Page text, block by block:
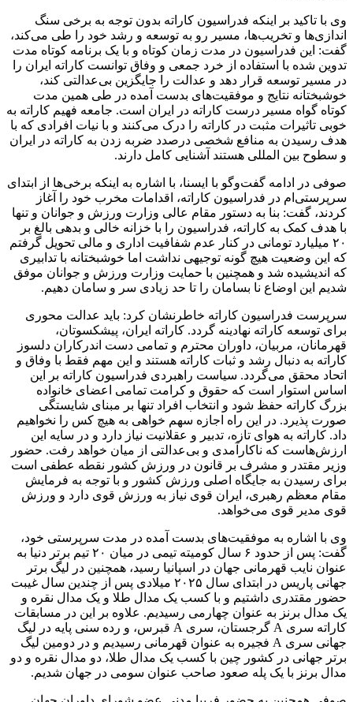
وی با تاکید بر اینکه فدراسیون کاراته بدون توجه به برخی سنگ
اندازی‌ها و تخریب‌ها، مسیر رو به توسعه و رشد خود را طی می‌کند،
گفت: این فدراسیون در مدت زمان کوتاه و با یک برنامه کوتاه مدت
تدوین شده با استفاده از خرد جمعی و وفاق توانست کاراته ایران را
در مسیر توسعه قرار دهد و عدالت را جایگزین بی‌عدالتی کند،
خوشبختانه نتایج و موفقیت‌های بدست آمده در طی همین مدت
کوتاه گواه مسیر درست کاراته در ایران است. جامعه فهیم کاراته به
خوبی تاثیرات مثبت در کاراته را درک می‌کنند و با نیات افرادی که با
هدف رسیدن به منافع شخصی درصدد ضربه زدن به کاراته در ایران
و سطوح بین المللی هستند آشنایی کامل دارند.
صوفی در ادامه گفت‌وگو با ایسنا، با اشاره به اینکه برخی‌ها از ابتدای
سرپرستی‌ام در فدراسیون کاراته، اقدامات مخرب خود را آغاز
کردند، گفت: بنا به دستور مقام عالی وزارت ورزش و جوانان و تنها
با هدف کمک به کاراته، فدراسیون را با خزانه خالی و بدهی بالغ بر
۲۰ میلیارد تومانی در کنار عدم شفافیت اداری و مالی تحویل گرفتم
که این وضعیت هیچ گونه توجیهی نداشت اما خوشبختانه با تدابیری
که اندیشیده شد و همچنین با حمایت وزارت ورزش و جوانان موفق
شدیم این اوضاع نا بسامان را تا حد زیادی سر و سامان دهیم.
سرپرست فدراسیون کاراته خاطرنشان کرد: باید عدالت محوری
برای توسعه کاراته نهادینه گردد. کاراته ایران، پیشکسوتان،
قهرمانان، مربیان، داوران محترم و تمامی دست اندرکاران دلسوز
کاراته به دنبال رشد و ثبات کاراته هستند و این مهم فقط با وفاق و
اتحاد محقق می‌گردد. سیاست راهبردی فدراسیون کاراته بر این
اساس استوار است که حقوق و کرامت تمامی اعضای خانواده
بزرگ کاراته حفظ شود و انتخاب افراد تنها بر مبنای شایستگی
صورت پذیرد. در این راه اجازه سهم خواهی به هیچ کس را نخواهیم
داد. کاراته به هوای تازه، تدبیر و عقلانیت نیاز دارد و در سایه این
ارزش‌هاست که ناکارآمدی و بی‌عدالتی از میان خواهد رفت. حضور
وزیر مقتدر و مشرف بر قانون در ورزش کشور نقطه عطفی است
برای رسیدن به جایگاه اصلی ورزش کشور و با توجه به فرمایش
مقام معظم رهبری، ایران قوی نیاز به ورزش قوی دارد و ورزش
قوی مدیر قوی می‌خواهد.
وی با اشاره به موفقیت‌های بدست آمده در مدت سرپرستی خود،
گفت: پس از حدود ۶ سال کومیته تیمی در میان ۲۰ تیم برتر دنیا به
عنوان نایب قهرمانی جهان در اسپانیا رسید، همچنین در لیگ برتر
جهانی پاریس در ابتدای سال ۲۰۲۵ میلادی پس از چندین سال غیبت
حضور مقتدری داشتیم و با کسب یک مدال طلا و یک مدال نقره و
یک مدال برنز به عنوان چهارمی رسیدیم. علاوه بر این در مسابقات
کاراته سری A گرجستان، سری A قبرس، و رده سنی پایه در لیگ
جهانی سری A فجیره به عنوان قهرمانی رسیدیم و در دومین لیگ
برتر جهانی در کشور چین با کسب یک مدال طلا، دو مدال نقره و دو
مدال برنز با یک پله صعود صاحب عنوان سومی در جهان شدیم.